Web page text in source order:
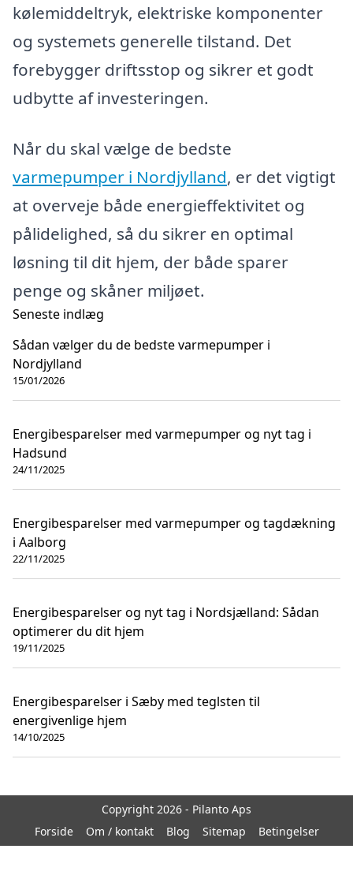
kølemiddeltryk, elektriske komponenter
og systemets generelle tilstand. Det
forebygger driftsstop og sikrer et godt
udbytte af investeringen.
Når du skal vælge de bedste
varmepumper i Nordjylland, er det vigtigt
at overveje både energieffektivitet og
pålidelighed, så du sikrer en optimal
løsning til dit hjem, der både sparer
penge og skåner miljøet.
Seneste indlæg
Sådan vælger du de bedste varmepumper i
Nordjylland
15/01/2026
Energibesparelser med varmepumper og nyt tag i
Hadsund
24/11/2025
Energibesparelser med varmepumper og tagdækning
i Aalborg
22/11/2025
Energibesparelser og nyt tag i Nordsjælland: Sådan
optimerer du dit hjem
19/11/2025
Energibesparelser i Sæby med teglsten til
energivenlige hjem
14/10/2025
Copyright 2026 - Pilanto Aps
Forside
Om / kontakt Blog Sitemap Betingelser